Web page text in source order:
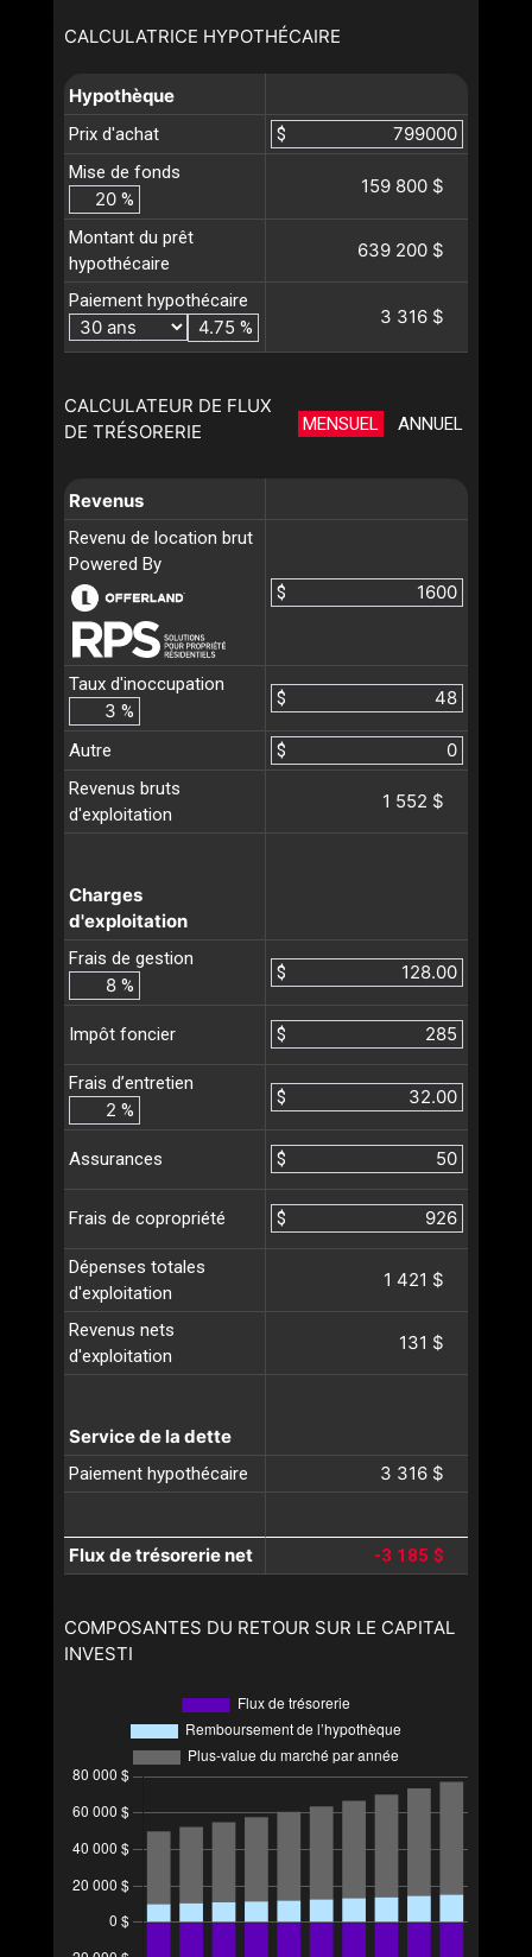
CALCULATRICE HYPOTHÉCAIRE
Hypothèque
Prix d'achat
$
Mise de fonds
%
159 800 $
Montant du prêt
hypothécaire
639 200 $
Paiement hypothécaire
%
3 316 $
CALCULATEUR DE FLUX
DE TRÉSORERIE
MENSUEL ANNUEL
Revenus
Revenu de location brut
Powered By
$
Taux d'inoccupation
%
$
Autre
$
Revenus bruts
d'exploitation
1 552 $
Charges
d'exploitation
Frais de gestion
%
$
Impôt foncier $
Frais d’entretien
%
$
Assurances $
Frais de copropriété $
Dépenses totales
d'exploitation
1 421 $
Revenus nets
d'exploitation
131 $
Service de la dette
Paiement hypothécaire 3 316 $
Flux de trésorerie net -3 185 $
COMPOSANTES DU RETOUR SUR LE CAPITAL
INVESTI